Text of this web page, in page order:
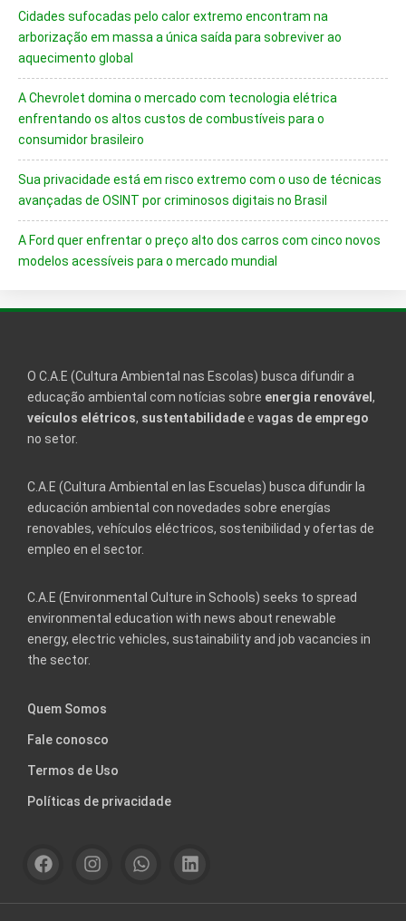
Cidades sufocadas pelo calor extremo encontram na
arborização em massa a única saída para sobreviver ao
aquecimento global
A Chevrolet domina o mercado com tecnologia elétrica
enfrentando os altos custos de combustíveis para o
consumidor brasileiro
Sua privacidade está em risco extremo com o uso de técnicas
avançadas de OSINT por criminosos digitais no Brasil
A Ford quer enfrentar o preço alto dos carros com cinco novos
modelos acessíveis para o mercado mundial
O C.A.E (Cultura Ambiental nas Escolas) busca difundir a
educação ambiental com notícias sobre energia renovável ,
veículos elétricos, sustentabilidadee vagas de emprego
no setor.
C.A.E (Cultura Ambiental en las Escuelas) busca difundir la
educación ambiental con novedades sobre energías
renovables, vehículos eléctricos, sostenibilidad y ofertas de
empleo en el sector.
C.A.E (Environmental Culture in Schools) seeks to spread
environmental education with news about renewable
energy, electric vehicles, sustainability and job vacancies in
the sector.
Quem Somos
Fale conosco
Termos de Uso
Políticas de privacidade